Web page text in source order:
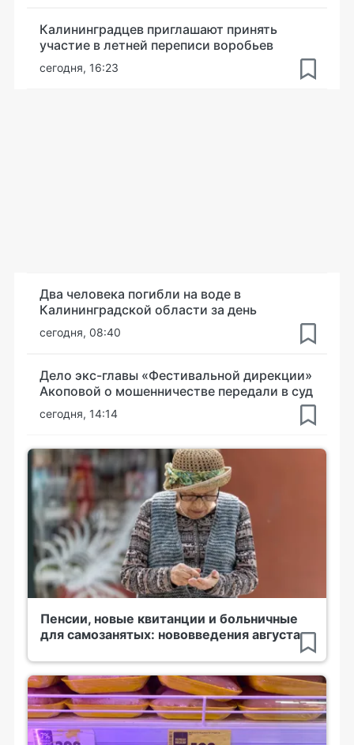
Калининградцев приглашают принять
участие в летней переписи воробьев
сегодня, 16:23
Два человека погибли на воде в
Калининградской области за день
сегодня, 08:40
Дело экс-главы «Фестивальной дирекции»
Акоповой о мошенничестве передали в суд
сегодня, 14:14
Пенсии, новые квитанции и больничные
для самозанятых: нововведения августа